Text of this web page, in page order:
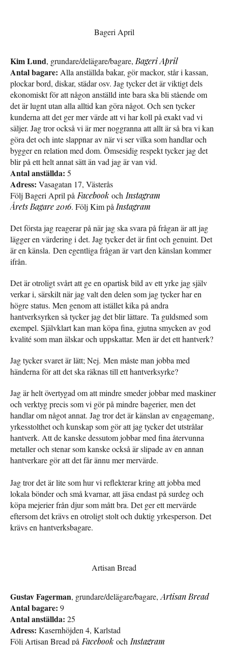
Bageri April
Kim Lund, grundare/delägare/bagare,Bageri April
Antal bagare: Alla anställda bakar, gör mackor, står i kassan,
plockar bord, diskar, städar osv. Jag tycker det är viktigt dels
ekonomiskt för att någon anställd inte bara ska bli stående om
det är lugnt utan alla alltid kan göra något. Och sen tycker
kunderna att det ger mer värde att vi har koll på exakt vad vi
säljer. Jag tror också vi är mer noggranna att allt är så bra vi kan
göra det och inte slappnar av när vi ser vilka som handlar och
bygger en relation med dom. Ömsesidig respekt tycker jag det
blir på ett helt annat sätt än vad jag är van vid.
Antal anställda: 5
Adress: Vasagatan 17, Västerås
Följ Bageri April påFacebook ochInstagram
Årets Bagare 2016. Följ Kim påInstagram
Det första jag reagerar på när jag ska svara på frågan är att jag
lägger en värdering i det. Jag tycker det är fint och genuint. Det
är en känsla. Den egentliga frågan är vart den känslan kommer
ifrån.
Det är otroligt svårt att ge en opartisk bild av ett yrke jag själv
verkar i, särskilt när jag valt den delen som jag tycker har en
högre status. Men genom att istället kika på andra
hantverksyrken så tycker jag det blir lättare. Ta guldsmed som
exempel. Självklart kan man köpa fina, gjutna smycken av god
kvalité som man älskar och uppskattar. Men är det ett hantverk?
Jag tycker svaret är lätt; Nej. Men måste man jobba med
händerna för att det ska räknas till ett hantverksyrke?
Jag är helt övertygad om att mindre smeder jobbar med maskiner
och verktyg precis som vi gör på mindre bagerier, men det
handlar om något annat. Jag tror det är känslan av engagemang,
yrkesstolthet och kunskap som gör att jag tycker det utstrålar
hantverk. Att de kanske dessutom jobbar med fina återvunna
metaller och stenar som kanske också är slipade av en annan
hantverkare gör att det får ännu mer mervärde.
Jag tror det är lite som hur vi reflekterar kring att jobba med
lokala bönder och små kvarnar, att jäsa endast på surdeg och
köpa mejerier från djur som mått bra. Det ger ett mervärde
eftersom det krävs en otroligt stolt och duktig yrkesperson. Det
krävs en hantverksbagare.
Artisan Bread
Gustav Fagerman, grundare/delägare/bagare,Artisan Bread
Antal bagare: 9
Antal anställda: 25
Adress: Kasernhöjden 4, Karlstad
Följ Artisan Bread påFacebook ochInstagram